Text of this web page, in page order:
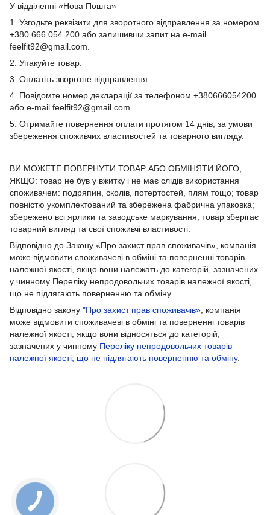
У відділенні «Нова Пошта»
1. Узгодьте реквізити для зворотного відправлення за номером
+380 666 054 200 або залишивши запит на e-mail
feelfit92@gmail.com.
2. Упакуйте товар.
3. Оплатіть зворотне відправлення.
4. Повідомте номер декларації за телефоном +380666054200
або e-mail feelfit92@gmail.com.
5. Отримайте повернення оплати протягом 14 днів, за умови
збереження споживчих властивостей та товарного вигляду.
ВИ МОЖЕТЕ ПОВЕРНУТИ ТОВАР АБО ОБМІНЯТИ ЙОГО,
ЯКЩО: товар не був у вжитку і не має слідів використання
споживачем: подряпин, сколів, потертостей, плям тощо; товар
повністю укомплектований та збережена фабрична упаковка;
збережено всі ярлики та заводське маркування; товар зберігає
товарний вигляд та свої споживчі властивості.
Відповідно до Закону «Про захист прав споживачів», компанія
може відмовити споживачеві в обміні та поверненні товарів
належної якості, якщо вони належать до категорій, зазначених
у чинному Переліку непродовольчих товарів належної якості,
що не підлягають поверненню та обміну.
Відповідно закону "Про захист прав споживачів» , компанія
може відмовити споживачеві в обміні та поверненні товарів
належної якості, якщо вони відносяться до категорій,
зазначених у чинному Переліку непродовольчих товарів
належної якості, що не підлягають поверненню та обміну.